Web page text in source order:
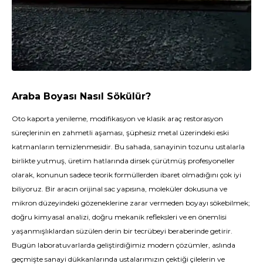
Araba Boyası Nasıl Sökülür?
Oto kaporta yenileme, modifikasyon ve klasik araç restorasyon
süreçlerinin en zahmetli aşaması, şüphesiz metal üzerindeki eski
katmanların temizlenmesidir. Bu sahada, sanayinin tozunu ustalarla
birlikte yutmuş, üretim hatlarında dirsek çürütmüş profesyoneller
olarak, konunun sadece teorik formüllerden ibaret olmadığını çok iyi
biliyoruz. Bir aracın orijinal sac yapısına, moleküler dokusuna ve
mikron düzeyindeki gözeneklerine zarar vermeden boyayı sökebilmek;
doğru kimyasal analizi, doğru mekanik refleksleri ve en önemlisi
yaşanmışlıklardan süzülen derin bir tecrübeyi beraberinde getirir.
Bugün laboratuvarlarda geliştirdiğimiz modern çözümler, aslında
geçmişte sanayi dükkanlarında ustalarımızın çektiği çilelerin ve